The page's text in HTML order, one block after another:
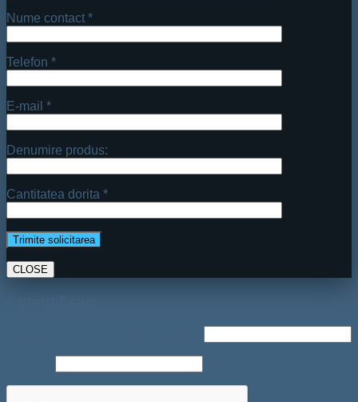
Nume contact *
Telefon *
E-mail *
Denumire produs:
Cantitatea dorita *
CLOSE